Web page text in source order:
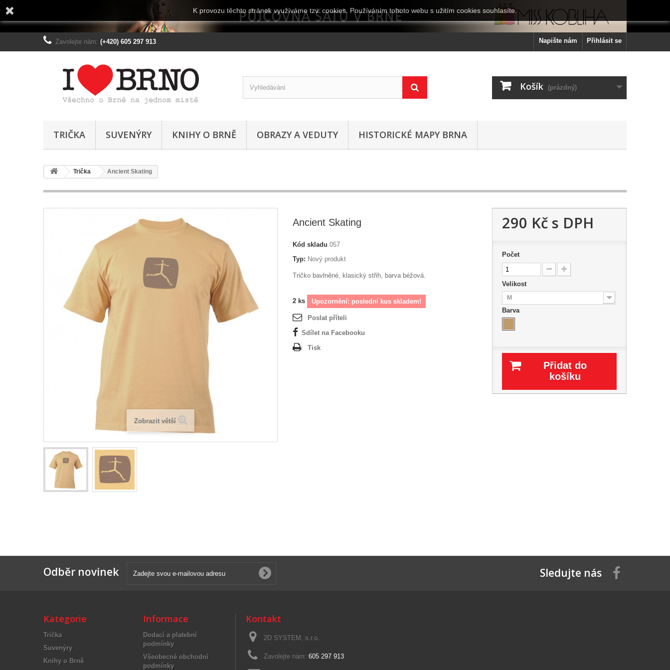
Přihlásit se
Napište nám
Zavolejte nám: (+420) 605 297 913
Košík (prázdný)
TRIČKA SUVENÝRY KNIHY O BRNĚ OBRAZY A VEDUTY HISTORICKÉ MAPY BRNA
Trička Ancient Skating
Zobrazit větší
Ancient Skating
Kód skladu 057
Typ: Nový produkt
Tričko bavlněné, klasický střih, barva béžová.
2 ks Upozornění: poslední kus skladem!
Poslat příteli
Sdílet na Facebooku
Tisk
290 Kčs DPH
Počet
Velikost
M
Barva
Přidat do
košíku
Odběr novinek Sledujte nás
Kategorie
Trička
Suvenýry
Knihy o Brně
Informace
Dodací a platební
podmínky
Všeobecné obchodní
podmínky
Kontakt
2D SYSTEM, s.r.o.
Zavolejte nám: 605 297 913
K provozu těchto stránek využíváme tzv. cookies. Používáním tohoto webu s užitím cookies souhlasíte.